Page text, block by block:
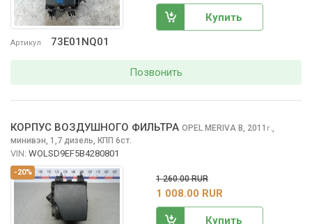
Артикул 73E01NQ01
Купить
Позвонить
-20%
КОРПУС ВОЗДУШНОГО ФИЛЬТРА OPEL MERIVA B, 2011 г.,
минивэн, 1,7 дизель, КПП 6ст.
VIN: WOLSD9EF5B4280801
1 260.00 RUR
1 008.00 RUR
Купить